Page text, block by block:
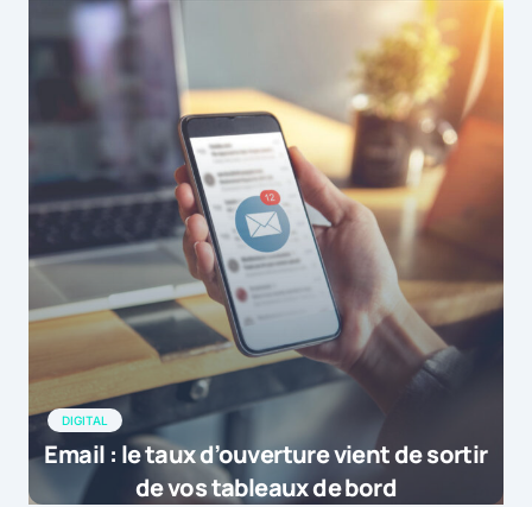
DIGITAL
Email : le taux d’ouverture vient de sortir
de vos tableaux de bord